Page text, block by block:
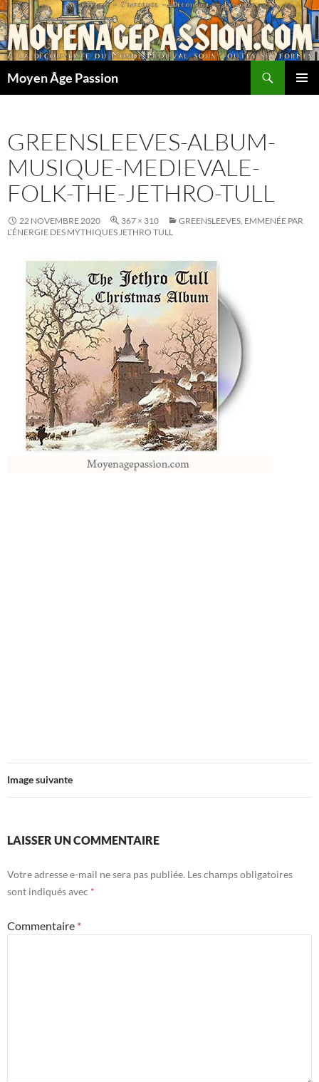
Aller
au
contenu
Moyen Âge Passion
GREENSLEEVES-ALBUM-
MUSIQUE-MEDIEVALE-
FOLK-THE-JETHRO-TULL
22 NOVEMBRE 2020 367 × 310
GREENSLEEVES, EMMENÉE PAR
L’ÉNERGIE DES MYTHIQUES JETHRO TULL
Image suivante
LAISSER UN COMMENTAIRE
Votre adresse e-mail ne sera pas publiée. Les champs obligatoires
sont indiqués avec *
Commentaire *